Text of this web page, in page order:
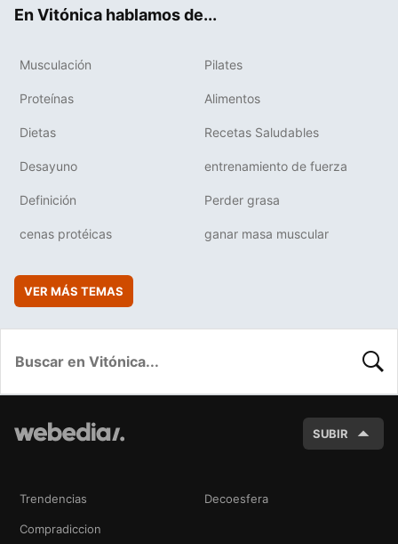
En Vitónica hablamos de...
Musculación Pilates
Proteínas Alimentos
Dietas Recetas Saludables
Desayuno entrenamiento de fuerza
Definición Perder grasa
cenas protéicas ganar masa muscular
VER MÁS TEMAS
SUBIR
Trendencias Decoesfera
Compradiccion